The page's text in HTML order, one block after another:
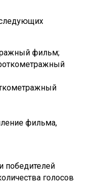
фильм;
фильма,
победителей
голосов